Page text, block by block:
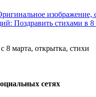
изображение,
Поздравить стихами в 8
сетях